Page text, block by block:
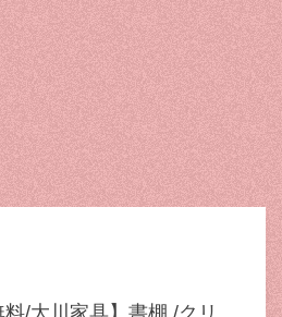
料/大川家具】書棚 /クリ